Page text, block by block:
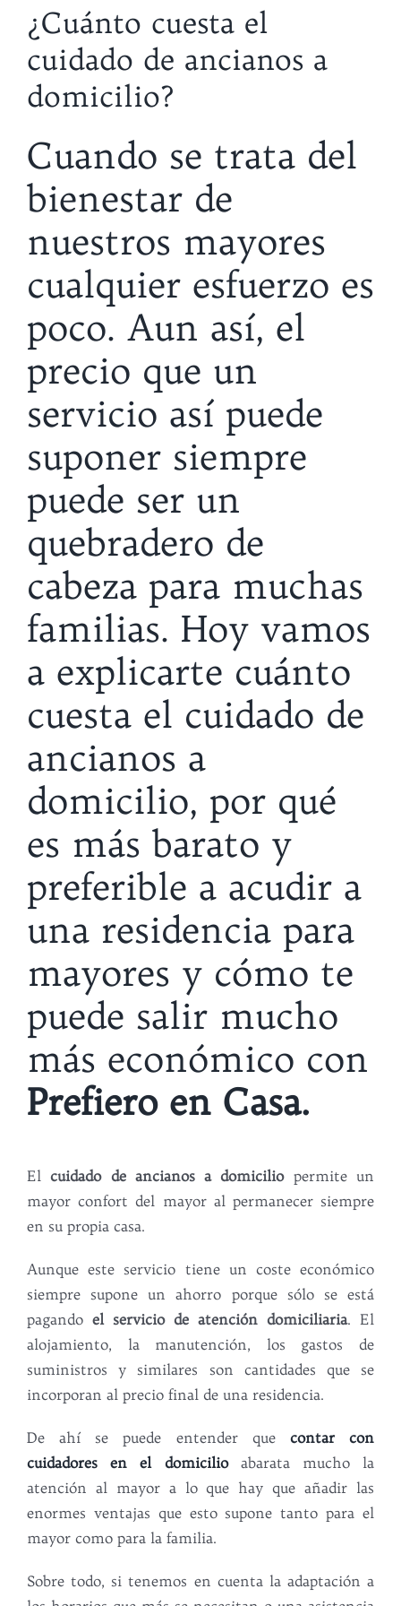
¿Cuánto cuesta el
cuidado de ancianos a
domicilio?
Cuando se trata del
bienestar de
nuestros mayores
cualquier esfuerzo es
poco. Aun así, el
precio que un
servicio así puede
suponer siempre
puede ser un
quebradero de
cabeza para muchas
familias. Hoy vamos
a explicarte cuánto
cuesta el cuidado de
ancianos a
domicilio, por qué
es más barato y
preferible a acudir a
una residencia para
mayores y cómo te
puede salir mucho
más económico con
Prefiero en Casa.
Elcuidado de ancianos a domiciliopermite un
mayor confort del mayor al permanecer siempre
en su propia casa.
Aunque este servicio tiene un coste económico
siempre supone un ahorro porque sólo se está
pagando el servicio de atención domiciliaria. El
alojamiento, la manutención, los gastos de
suministros y similares son cantidades que se
incorporan al precio final de una residencia.
De ahí se puede entender que contar con
cuidadores en el domicilioabarata mucho la
atención al mayor a lo que hay que añadir las
enormes ventajas que esto supone tanto para el
mayor como para la familia.
Sobre todo, si tenemos en cuenta la adaptación a